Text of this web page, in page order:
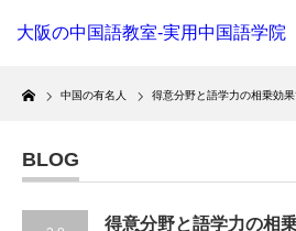
大阪の中国語教室-実用中国語学院
Home
中国の有名人 得意分野と語学力の相乗効果
BLOG
得意分野と語学力の相